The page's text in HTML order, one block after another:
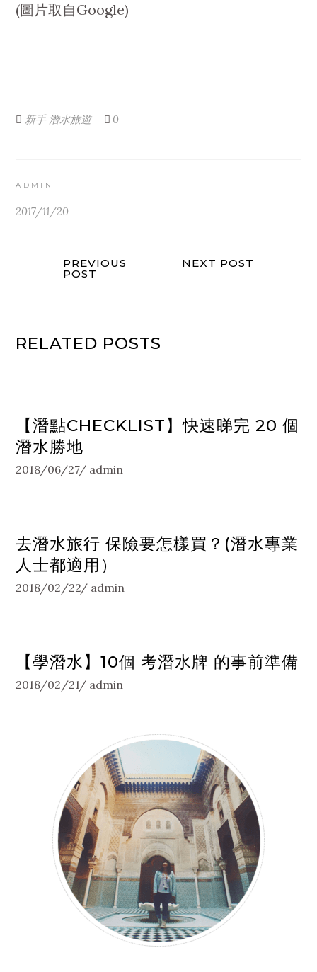
(圖片取自Google)
新手 潛水旅遊 0
ADMIN
2017/11/20
PREVIOUS
POST
NEXT POST
RELATED POSTS
【潛點CHECKLIST】快速睇完 20 個
潛水勝地
2018/06/27 admin
去潛水旅行 保險要怎樣買？(潛水專業
人士都適用）
2018/02/22 admin
【學潛水】10個 考潛水牌 的事前準備
2018/02/21 admin